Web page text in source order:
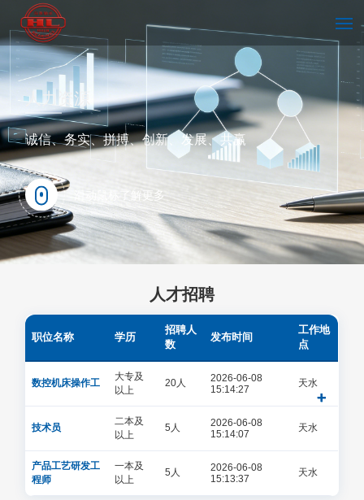
首页
走进海林
技术中心
人力资源
诚信、务实、拼搏、创新、发展、共赢
滑动鼠标了解更多
人才招聘
职位名称 学历
招聘人
数
发布时间
工作地
点
数控机床操作工
大专及
以上
20人
2026-06-08
15:14:27
天水
技术员
二本及
以上
5人
2026-06-08
15:14:07
天水
产品工艺研发工
程师
一本及
以上
5人
2026-06-08
15:13:37
天水